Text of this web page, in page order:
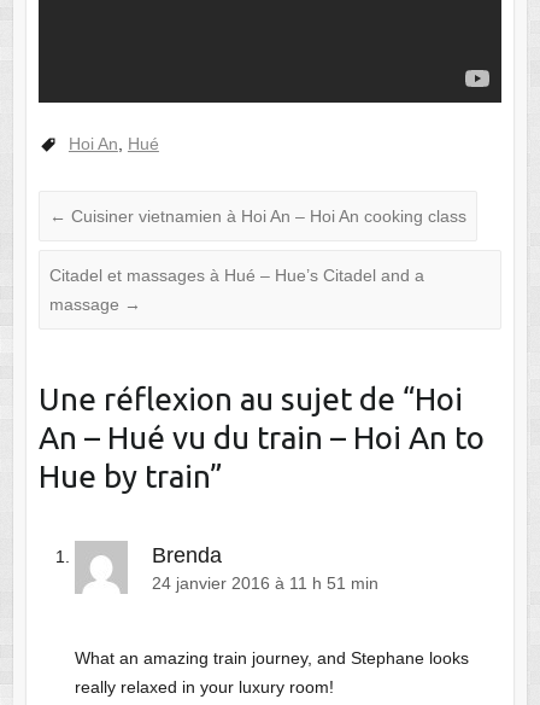
Hoi An Hué
← Cuisiner vietnamien à Hoi An – Hoi An cooking class
Citadel et massages à Hué – Hue’s Citadel and a
massage →
Une réflexion au sujet de “Hoi
An – Hué vu du train – Hoi An to
Hue by train”
Brenda
24 janvier 2016 à 11 h 51 min
What an amazing train journey, and Stephane looks
really relaxed in your luxury room!